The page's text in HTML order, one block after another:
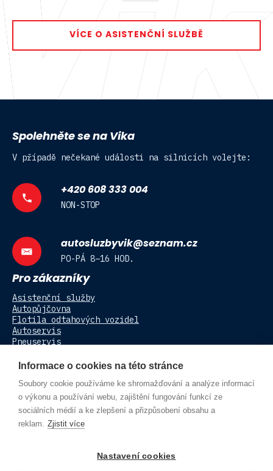
VÍCE O ASISTENČNÍ SLUŽBĚ
Spolehněte se na Vika
V případě nečekané události na silnicích volejte:
+420 608 333 004
NON-STOP
autosluzbyvik@seznam.cz
PO-PÁ 8–16 HOD.
Pro zákazníky
Asistenční služby
Autopůjčovna
Flotila odtahových vozidel
Autoservis
Pneuservis
DALŠÍ NAŠE WEBY
Autobazar Velké Poříčí
Autovrakoviště Vik
Informace o cookies na této stránce
Soubory cookie používáme ke shromažďování a analýze informací
o výkonu a používání webu, zajištění fungování funkcí ze
sociálních médií a ke zlepšení a přizpůsobení obsahu a
reklam. Zjistit více
Nastavení cookies